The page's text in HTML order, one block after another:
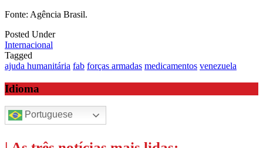
Fonte: Agência Brasil.
Posted Under
Internacional
Tagged
ajuda humanitária fab forças armadas medicamentos venezuela
Idioma
Portuguese